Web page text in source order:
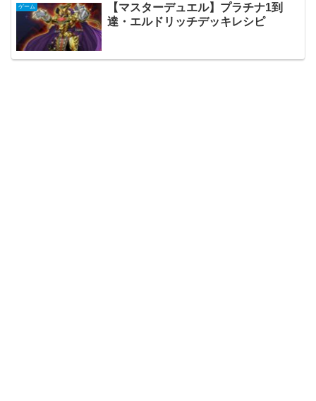
ゲーム
【マスターデュエル】プラチナ1到
達・エルドリッチデッキレシピ